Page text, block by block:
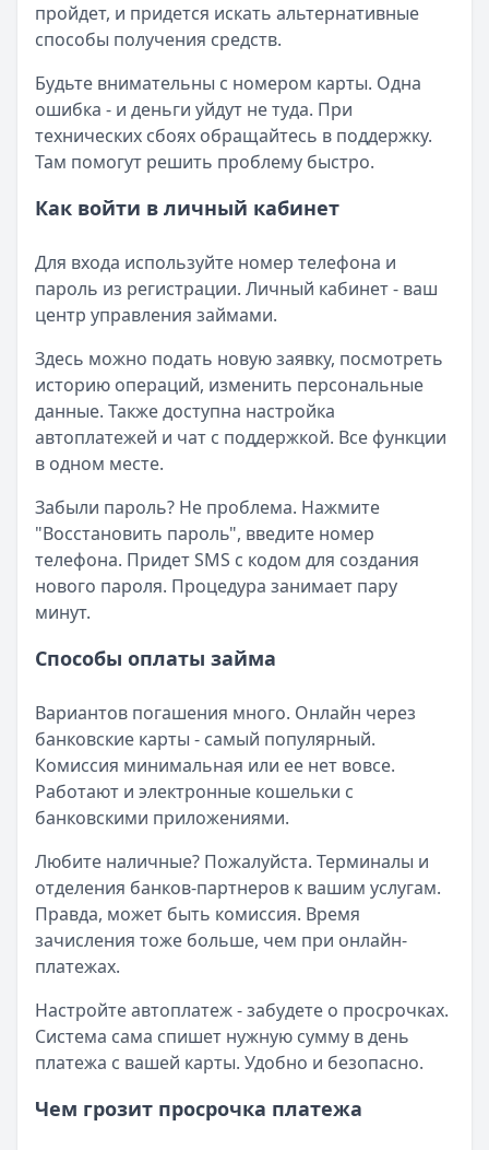
пройдет, и придется искать альтернативные
способы получения средств.
Будьте внимательны с номером карты. Одна
ошибка - и деньги уйдут не туда. При
технических сбоях обращайтесь в поддержку.
Там помогут решить проблему быстро.
Как войти в личный кабинет
Для входа используйте номер телефона и
пароль из регистрации. Личный кабинет - ваш
центр управления займами.
Здесь можно подать новую заявку, посмотреть
историю операций, изменить персональные
данные. Также доступна настройка
автоплатежей и чат с поддержкой. Все функции
в одном месте.
Забыли пароль? Не проблема. Нажмите
"Восстановить пароль", введите номер
телефона. Придет SMS с кодом для создания
нового пароля. Процедура занимает пару
минут.
Способы оплаты займа
Вариантов погашения много. Онлайн через
банковские карты - самый популярный.
Комиссия минимальная или ее нет вовсе.
Работают и электронные кошельки с
банковскими приложениями.
Любите наличные? Пожалуйста. Терминалы и
отделения банков-партнеров к вашим услугам.
Правда, может быть комиссия. Время
зачисления тоже больше, чем при онлайн-
платежах.
Настройте автоплатеж - забудете о просрочках.
Система сама спишет нужную сумму в день
платежа с вашей карты. Удобно и безопасно.
Чем грозит просрочка платежа